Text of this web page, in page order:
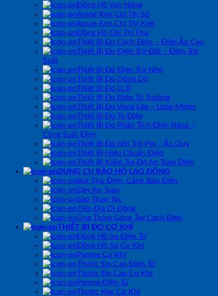
Đồng Hồ Vạn Năng
Ampe Kìm Chỉ Thị Số
Ampe Kìm Chỉ Thị Kim
Đồng Hồ Chỉ Thị Pha
Thiết Bị Đo Cách Điện – Điện Áp Cao
Thiết Bị Đo Điện Trở Đất – Điện Trở
Suất
Thiết Bị Đo Điện Trở Nhỏ
Thiết Bị Đo Dòng Dò
Thiết Bị Đo LCR
Thiết Bị Đo Điện Từ Trường
Thiết Bị Đo Vòng Lặp – Loop Meter
Thiết Bị Đo Tụ Điện
Thiết Bị Đo Phân Tích Điện Năng –
Công Suất Điện
Thiết Bị Đo Nội Trở Pin – Ắc Quy
Thiết Bị Hiệu Chuẩn Điện
Thiết Bị Kiểm Tra Độ An Toàn Điện
DỤNG CỤ BẢO HỘ LAO ĐỘNG
Bút Thử Điện, Cảnh Báo Điện
Dây An Toàn
Sào Thao Tác
Tiếp Địa Di Động
Ủng Thảm Găng Tay Cách Điện
THIẾT BỊ ĐO CƠ KHÍ
Đồng Hồ So Điện Tử
Đồng Hồ So Cơ Khí
Panme Cơ Khí
Thước Đo Cao Điện Tử
Thước Đo Cao Cơ Khí
Panme Điện Tử
Thước Kẹp Cơ Khí